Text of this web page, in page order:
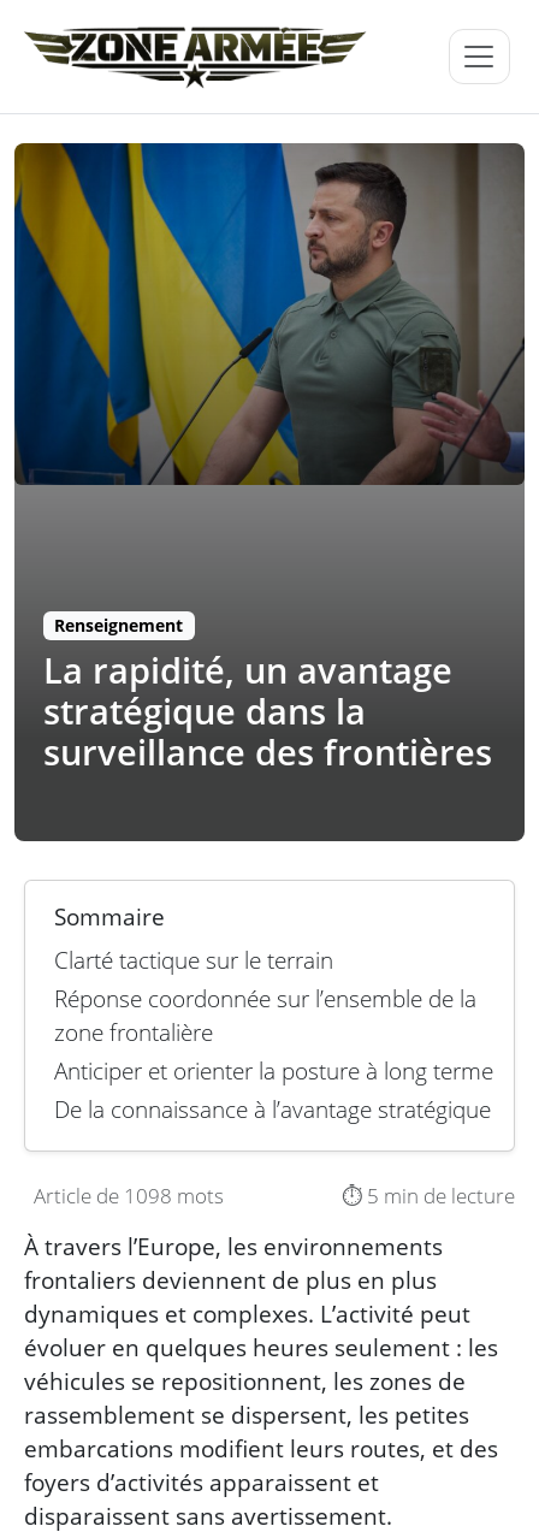
Renseignement
La rapidité, un avantage
stratégique dans la
surveillance des frontières
Sommaire
Clarté tactique sur le terrain
Réponse coordonnée sur l’ensemble de la
zone frontalière
Anticiper et orienter la posture à long terme
De la connaissance à l’avantage stratégique
Article de 1098 mots ⏱️ 5 min de lecture
À travers l’Europe, les environnements
frontaliers deviennent de plus en plus
dynamiques et complexes. L’activité peut
évoluer en quelques heures seulement : les
véhicules se repositionnent, les zones de
rassemblement se dispersent, les petites
embarcations modifient leurs routes, et des
foyers d’activités apparaissent et
disparaissent sans avertissement.